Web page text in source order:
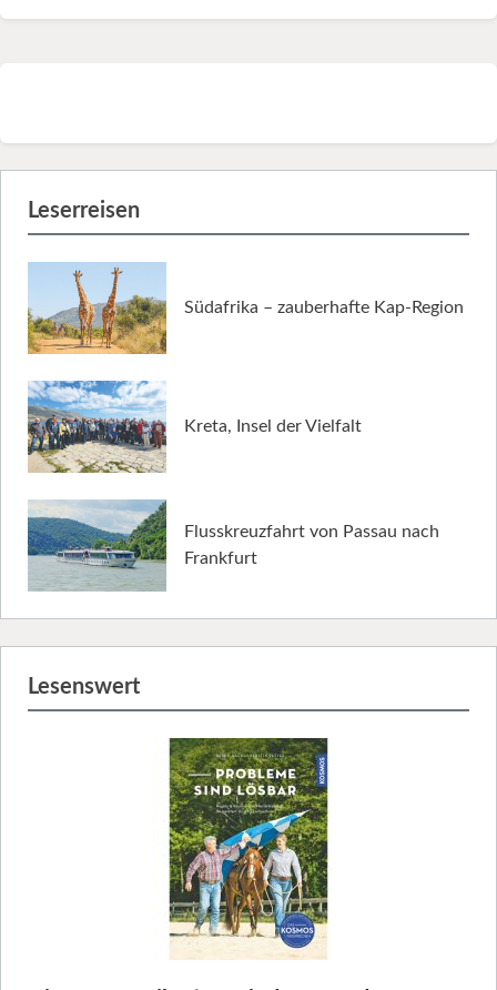
Leserreisen
Südafrika – zauberhafte Kap-Region
Kreta, Insel der Vielfalt
Flusskreuzfahrt von Passau nach
Frankfurt
Lesenswert